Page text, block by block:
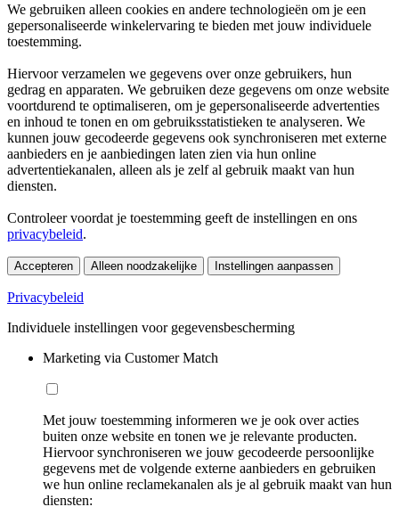
We gebruiken alleen cookies en andere technologieën om je een
gepersonaliseerde winkelervaring te bieden met jouw individuele
toestemming.
Hiervoor verzamelen we gegevens over onze gebruikers, hun
gedrag en apparaten. We gebruiken deze gegevens om onze website
voortdurend te optimaliseren, om je gepersonaliseerde advertenties
en inhoud te tonen en om gebruiksstatistieken te analyseren. We
kunnen jouw gecodeerde gegevens ook synchroniseren met externe
aanbieders en je aanbiedingen laten zien via hun online
advertentiekanalen, alleen als je zelf al gebruik maakt van hun
diensten.
Controleer voordat je toestemming geeft de instellingen en ons
privacybeleid.
Accepteren Alleen noodzakelijke Instellingen aanpassen
Privacybeleid
Individuele instellingen voor gegevensbescherming
Marketing via Customer Match
Met jouw toestemming informeren we je ook over acties
buiten onze website en tonen we je relevante producten.
Hiervoor synchroniseren we jouw gecodeerde persoonlijke
gegevens met de volgende externe aanbieders en gebruiken
we hun online reclamekanalen als je al gebruik maakt van hun
diensten: